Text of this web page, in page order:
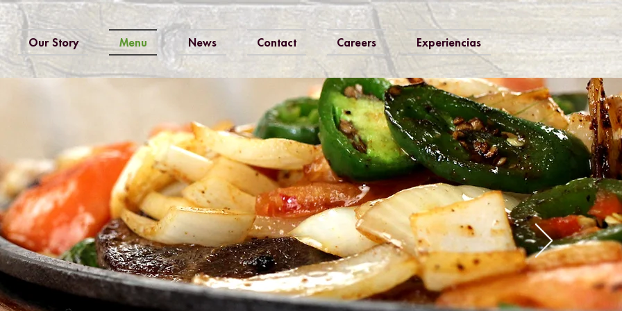
Our Story Menu News Contact Careers Experiencias